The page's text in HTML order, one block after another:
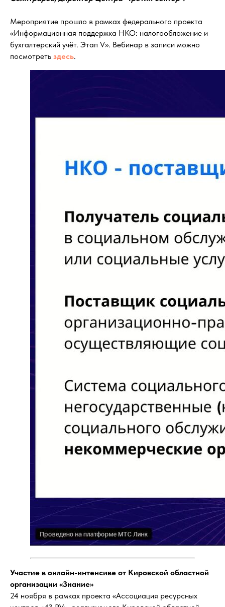
Мероприятие прошло в рамках федерального проекта
«Информационная поддержка НКО: налогообложение и
бухгалтерский учёт. Этап V». Вебинар в записи можно
посмотреть здесь.
Участие в онлайн-интенсиве от Кировской областной
организации «Знание»
24 ноября в рамках проекта «Ассоциация ресурсных